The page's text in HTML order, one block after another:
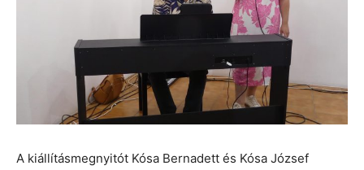
A kiállításmegnyitót Kósa Bernadett és Kósa József